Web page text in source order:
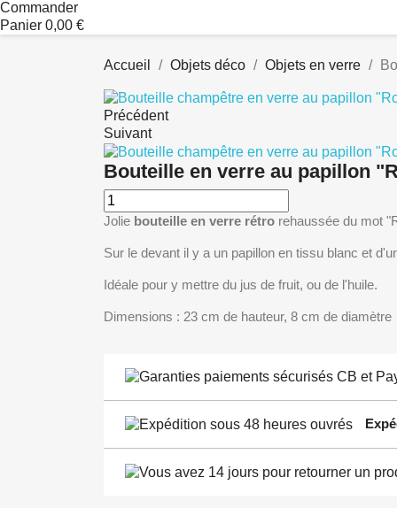
Commander
Panier 0,00 €
Accueil Objets déco Objets en verre
Précédent
Suivant
Bouteille en verre au papillon
Jolie bouteille en verre rétro rehaussée du mot
Sur le devant il y a un papillon en tissu blanc et
Idéale pour y mettre du jus de fruit, ou de l'huile.
Dimensions : 23 cm de hauteur, 8 cm de diamètre